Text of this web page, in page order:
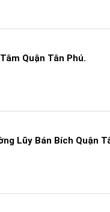
Quận Tân Phú.
Lũy Bán Bích Quận